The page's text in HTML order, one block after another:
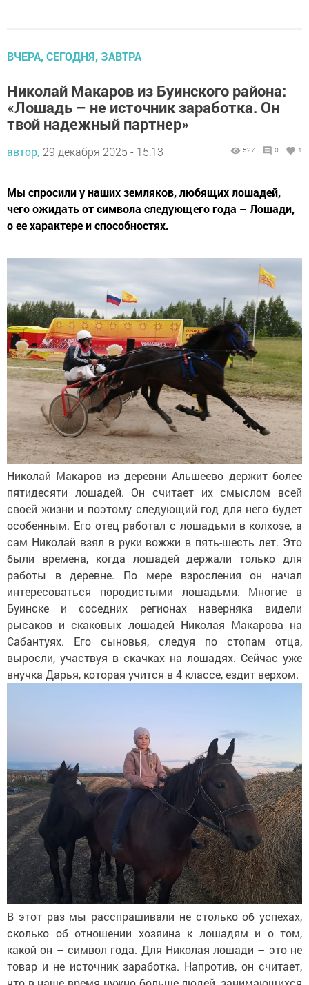
ВЧЕРА, СЕГОДНЯ, ЗАВТРА
Николай Макаров из Буинского района:
«Лошадь – не источник заработка. Он
твой надежный партнер»
автор, 29 декабря 2025 - 15:13 527 0 1
Мы спросили у наших земляков, любящих лошадей,
чего ожидать от символа следующего года – Лошади,
о ее характере и способностях.
Николай Макаров из деревни Альшеево держит более
пятидесяти лошадей. Он считает их смыслом всей
своей жизни и поэтому следующий год для него будет
особенным. Его отец работал с лошадьми в колхозе, а
сам Николай взял в руки вожжи в пять-шесть лет. Это
были времена, когда лошадей держали только для
работы в деревне. По мере взросления он начал
интересоваться породистыми лошадьми. Многие в
Буинске и соседних регионах наверняка видели
рысаков и скаковых лошадей Николая Макарова на
Сабантуях. Его сыновья, следуя по стопам отца,
выросли, участвуя в скачках на лошадях. Сейчас уже
внучка Дарья, которая учится в 4 классе, ездит верхом.
В этот раз мы расспрашивали не столько об успехах,
сколько об отношении хозяина к лошадям и о том,
какой он – символ года. Для Николая лошади – это не
товар и не источник заработка. Напротив, он считает,